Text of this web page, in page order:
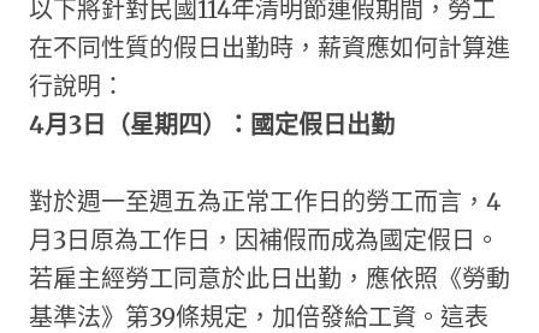
以下將針對民國114年清明節連假期間，勞工
在不同性質的假日出勤時，薪資應如何計算進
行說明：
4月3日（星期四）：國定假日出勤
對於週一至週五為正常工作日的勞工而言，4
月3日原為工作日，因補假而成為國定假日。
若雇主經勞工同意於此日出勤，應依照《勞動
基準法》第39條規定，加倍發給工資。這表